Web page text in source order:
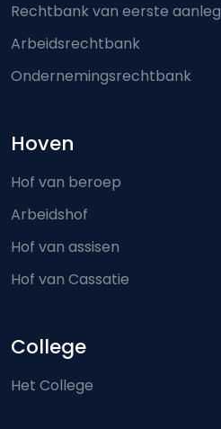
Rechtbank van eerste aanleg
Arbeidsrechtbank
Ondernemingsrechtbank
Hoven
Hof van beroep
Arbeidshof
Hof van assisen
Hof van Cassatie
College
Het College